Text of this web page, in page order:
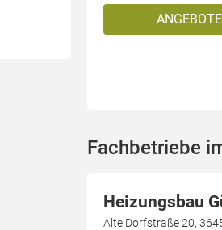
Fachbetriebe
Heizungsbau
Alte Dorfstraße 20,